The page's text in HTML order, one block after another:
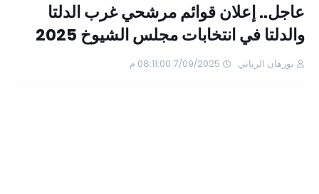
عاجل.. إعلان قوائم مرشحي غرب الدلتا
والدلتا في انتخابات مجلس الشيوخ 2025
نورهان الرياني 7/09/2025 08:11:00 م